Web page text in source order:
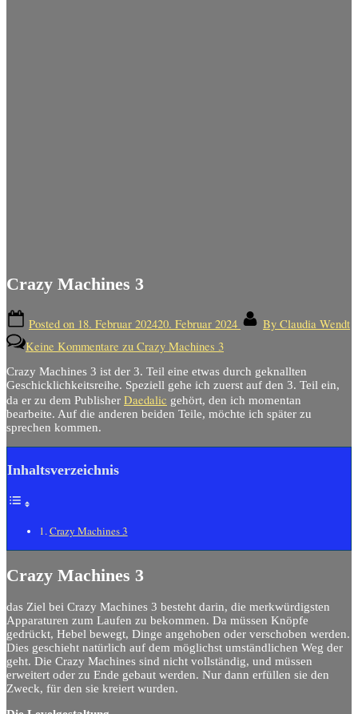
Crazy Machines 3
Posted on 18. Februar 202420. Februar 2024 By Claudia Wendt
Keine Kommentare zu Crazy Machines 3
Crazy Machines 3 ist der 3. Teil eine etwas durch geknallten
Geschicklichkeitsreihe. Speziell gehe ich zuerst auf den 3. Teil ein,
da er zu dem Publisher Daedalic gehört, den ich momentan
bearbeite. Auf die anderen beiden Teile, möchte ich später zu
sprechen kommen.
Inhaltsverzeichnis
Crazy Machines 3
Crazy Machines 3
das Ziel bei Crazy Machines 3 besteht darin, die merkwürdigsten
Apparaturen zum Laufen zu bekommen. Da müssen Knöpfe
gedrückt, Hebel bewegt, Dinge angehoben oder verschoben werden.
Dies geschieht natürlich auf dem möglichst umständlichen Weg der
geht. Die Crazy Machines sind nicht vollständig, und müssen
erweitert oder zu Ende gebaut werden. Nur dann erfüllen sie den
Zweck, für den sie kreiert wurden.